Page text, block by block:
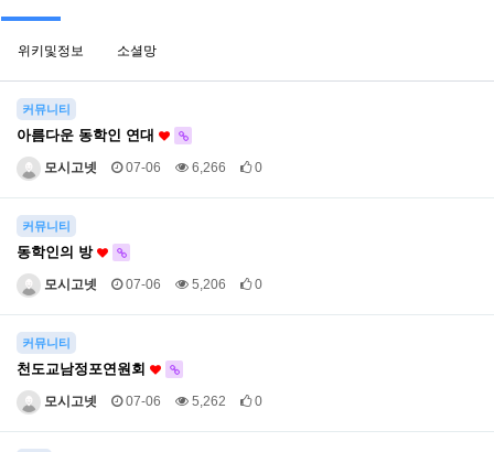
위키및정보 소셜망
커뮤니티
아름다운 동학인 연대
모시고넷 07-06 6,266 0
커뮤니티
동학인의 방
모시고넷 07-06 5,206 0
커뮤니티
천도교남정포연원회
모시고넷 07-06 5,262 0